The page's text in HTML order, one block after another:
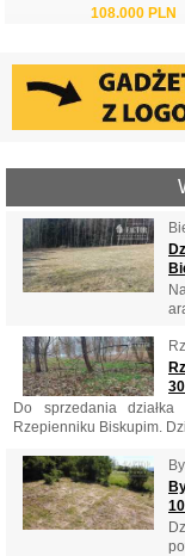
108.000 PLN
Do sprzedania
Rzepienniku Biskupim.